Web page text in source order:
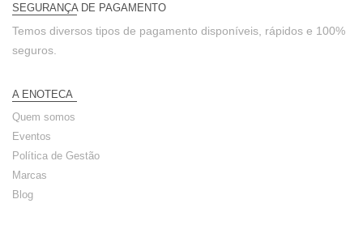
SEGURANÇA DE PAGAMENTO
Temos diversos tipos de pagamento disponíveis, rápidos e 100%
seguros.
A ENOTECA
Quem somos
Eventos
Política de Gestão
Marcas
Blog